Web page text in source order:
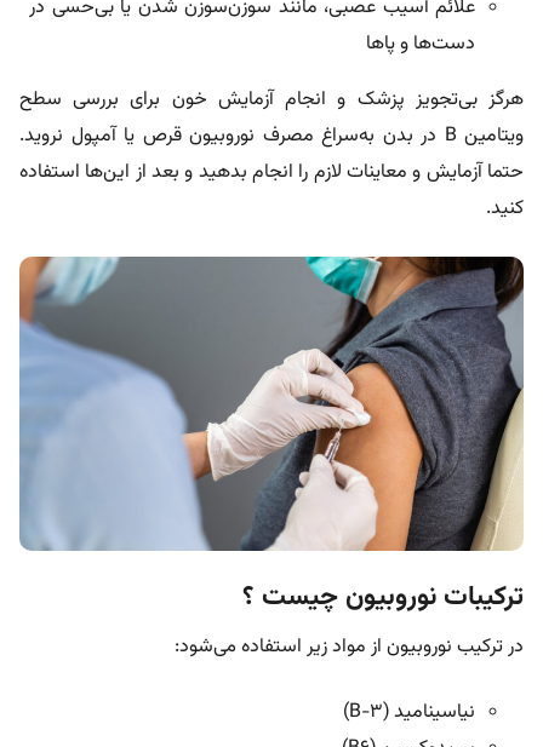
علائم آسیب عصبی، مانند سوزن‌سوزن شدن یا بی‌حسی در
دست‌ها و پاها
هرگز بی‌تجویز پزشک و انجام آزمایش خون برای بررسی سطح
ویتامین B در بدن به‌سراغ مصرف نوروبیون قرص یا آمپول نروید.
حتما آزمایش و معاینات لازم را انجام بدهید و بعد از این‌ها استفاده
کنید.
ترکیبات نوروبیون چیست ؟
در ترکیب نوروبیون از مواد زیر استفاده می‌شود:
نیاسینامید (B-3)